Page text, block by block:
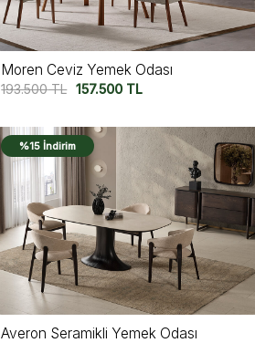
Moren Ceviz Yemek Odası
193.500TL 157.500 TL
%15 İndirim
Averon Seramikli Yemek Odası